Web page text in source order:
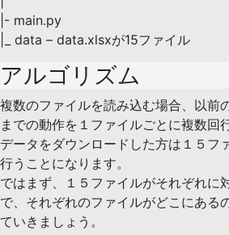
|- main.py
|_ data – data.xlsxが15ファイル
アルゴリズム
複数のファイルを読み込む場合、以前
までの動作を１ファイルごとに複数回
データをダウンロードした方は１５フ
行うことになります。
ではまず、１５ファイルがそれぞれに
で、それぞれのファイルがどこにある
ていきましょう。